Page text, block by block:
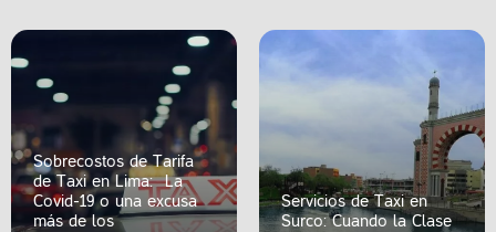
Sobrecostos de Tarifa
de Taxi en Lima: ¿La
Covid-19 o una excusa
más de los
Servicios de Taxi en
Surco: Cuando la Clase